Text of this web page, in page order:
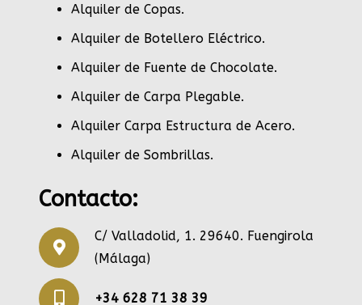
Alquiler de Copas.
Alquiler de Botellero Eléctrico.
Alquiler de Fuente de Chocolate.
Alquiler de Carpa Plegable.
Alquiler Carpa Estructura de Acero.
Alquiler de Sombrillas.
Contacto:
C/ Valladolid, 1. 29640. Fuengirola
(Málaga)
+34 628 71 38 39